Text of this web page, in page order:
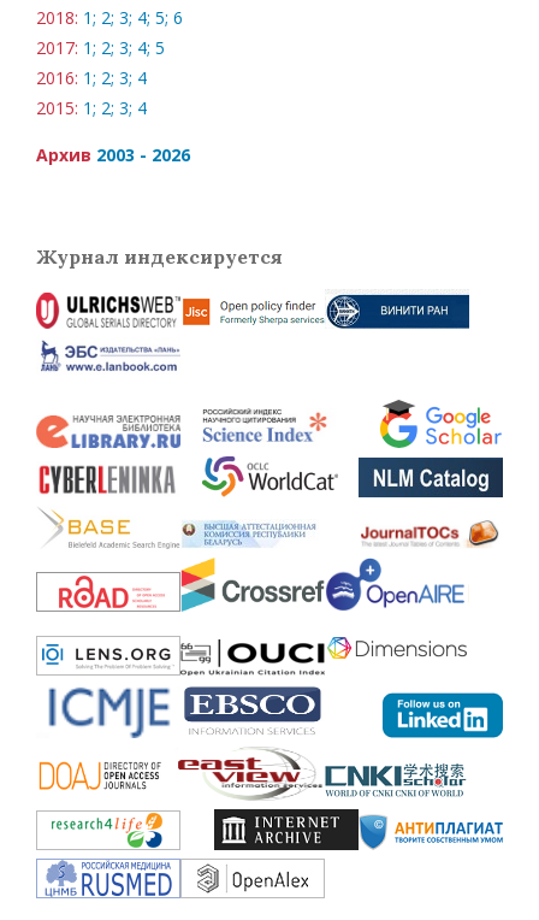
2018: 1; 2; 3; 4; 5; 6
2017: 1; 2; 3; 4; 5
2016: 1; 2; 3; 4
2015: 1; 2; 3; 4
Архив 2003 - 2026
Журнал индексируется